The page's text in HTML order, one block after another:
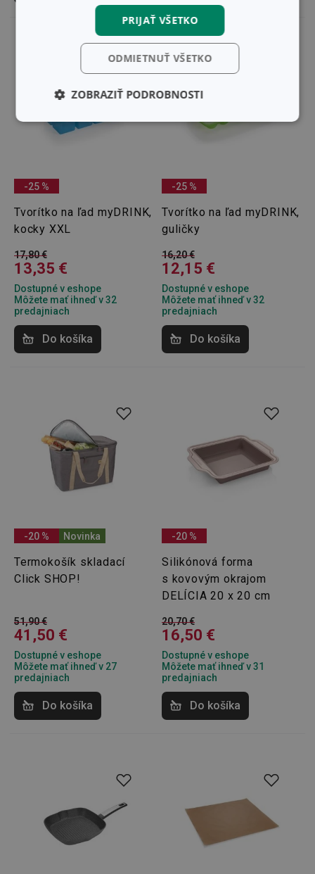
-25 %
Tvorítko na ľad myDRINK,
kocky XXL
17,80 €
13,35 €
Dostupné v eshope
Môžete mať ihneď v 32
predajniach
Do košíka
-25 %
Tvorítko na ľad myDRINK,
guličky
16,20 €
12,15 €
Dostupné v eshope
Môžete mať ihneď v 32
predajniach
Do košíka
-20 % Novinka
Termokošík skladací
Click SHOP!
51,90 €
41,50 €
Dostupné v eshope
Môžete mať ihneď v 27
predajniach
Do košíka
-20 %
Silikónová forma
s kovovým okrajom
DELÍCIA 20 x 20 cm
20,70 €
16,50 €
Dostupné v eshope
Môžete mať ihneď v 31
predajniach
Do košíka
PRIJAŤ VŠETKO
ODMIETNUŤ VŠETKO
ZOBRAZIŤ PODROBNOSTI
Základné
(funkčné) cookies
Analytické a
cookies
Základné (funkčné) cookies
Analytické a preferenčné cookies
Marketingové cookies
správne používať bez nevyhnutne potrebných
súborov cookie.
Názov
Poskytovateľ/
Doména
platnosti
receive-cookie-deprecation
.doubleclick.net
cjConsent .tescoma.sk
1 mesiac
Google
Privacy Policy